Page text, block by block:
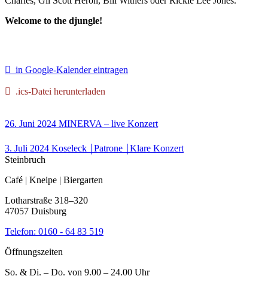
Welcome to the djungle!
in Google-Kalender eintragen
.ics-Datei herunterladen
26. Juni 2024 MINERVA – live Konzert
3. Juli 2024 Koseleck ￨Patrone ￨Klare Konzert
Steinbruch
Café | Kneipe | Biergarten
Lotharstraße 318–320
47057 Duisburg
Telefon: 0160 - 64 83 519
Öffnungszeiten
So. & Di. – Do. von 9.00 – 24.00 Uhr